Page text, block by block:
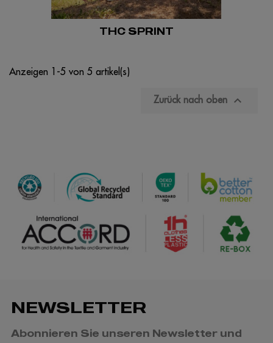
THC SPRINT
Anzeigen 1-5 von 5 artikel(s)
Zurück nach oben 
NEWSLETTER
Abonnieren Sie unseren Newsletter und